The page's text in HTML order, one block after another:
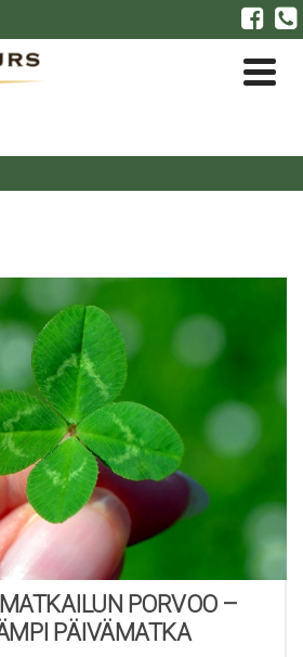
PORVOO –
PÄIVÄMATKA